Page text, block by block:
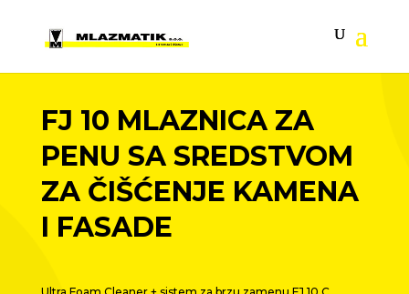
FJ 10 MLAZNICA ZA
PENU SA SREDSTVOM
ZA ČIŠĆENJE KAMENA
I FASADE